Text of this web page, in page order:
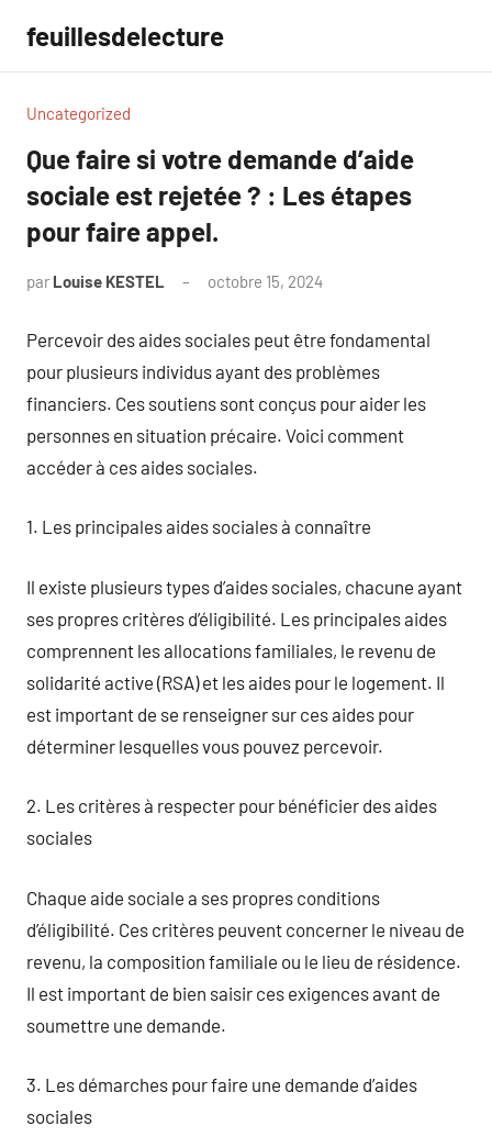
contenu
feuillesdelecture
Uncategorized
Que faire si votre demande d’aide
sociale est rejetée ? : Les étapes
pour faire appel.
par Louise KESTEL octobre 15, 2024
Percevoir des aides sociales peut être fondamental
pour plusieurs individus ayant des problèmes
financiers. Ces soutiens sont conçus pour aider les
personnes en situation précaire. Voici comment
accéder à ces aides sociales.
1. Les principales aides sociales à connaître
Il existe plusieurs types d’aides sociales, chacune ayant
ses propres critères d’éligibilité. Les principales aides
comprennent les allocations familiales, le revenu de
solidarité active (RSA) et les aides pour le logement. Il
est important de se renseigner sur ces aides pour
déterminer lesquelles vous pouvez percevoir.
2. Les critères à respecter pour bénéficier des aides
sociales
Chaque aide sociale a ses propres conditions
d’éligibilité. Ces critères peuvent concerner le niveau de
revenu, la composition familiale ou le lieu de résidence.
Il est important de bien saisir ces exigences avant de
soumettre une demande.
3. Les démarches pour faire une demande d’aides
sociales